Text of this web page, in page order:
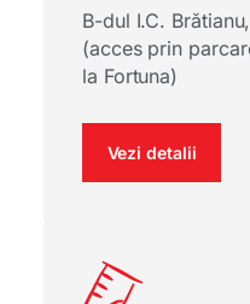
B-dul I.C.
(acces prin
la Fortuna)
Vezi detalii